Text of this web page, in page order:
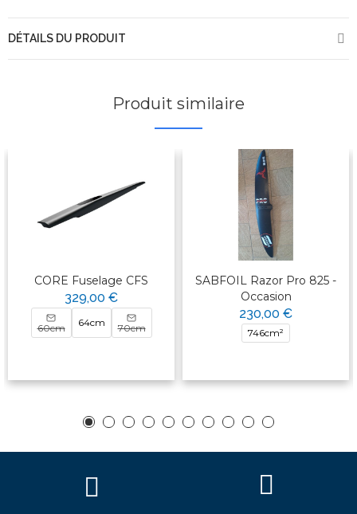
DÉTAILS DU PRODUIT
Produit similaire
CORE Fuselage CFS
329,00 €
60cm 64cm 70cm
SABFOIL Razor Pro 825 -
Occasion
230,00 €
746cm²